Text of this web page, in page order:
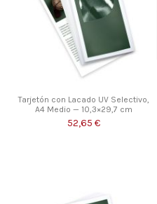
Tarjetón con Lacado UV Selectivo,
A4 Medio — 10,3×29,7 cm
52,65 €